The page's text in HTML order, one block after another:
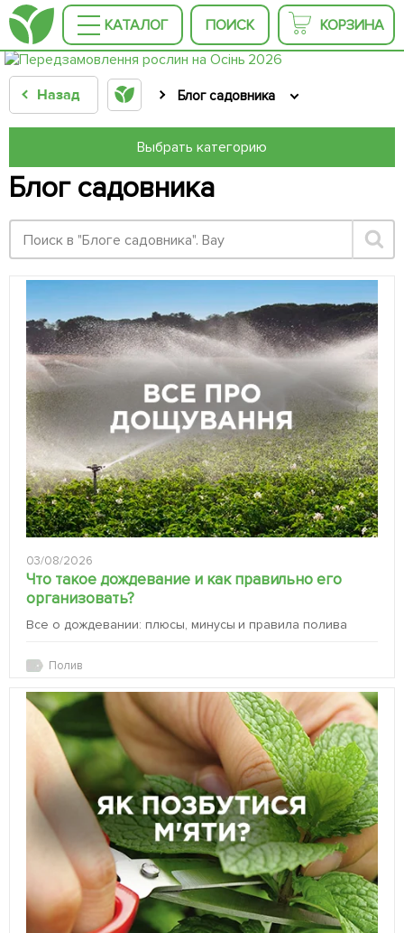
КАТАЛОГ ПОИСК КОРЗИНА
Назад Блог садовника
Выбрать категорию
Блог садовника
03/08/2026
Что такое дождевание и как правильно его
организовать?
Все о дождевании: плюсы, минусы и правила полива
Полив